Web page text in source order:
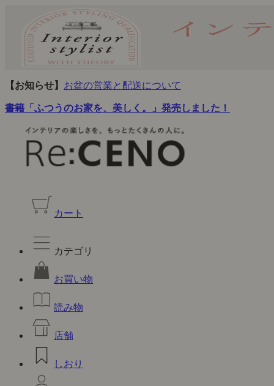
【お知らせ】 お盆の営業と配送について
書籍「ふつうのお家を、美しく。」発売しました！
カート
カテゴリ
お買い物
読み物
店舗
しおり